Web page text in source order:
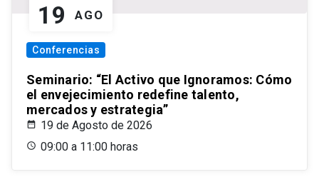
19 AGO
Conferencias
Seminario: “El Activo que Ignoramos: Cómo
el envejecimiento redefine talento,
mercados y estrategia”
19 de Agosto de 2026
09:00 a 11:00 horas